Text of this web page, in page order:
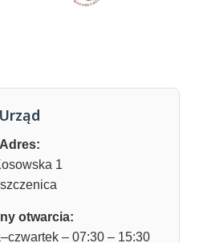
Urząd
Adres:
1
otwarcia:
– 07:30 – 15:30